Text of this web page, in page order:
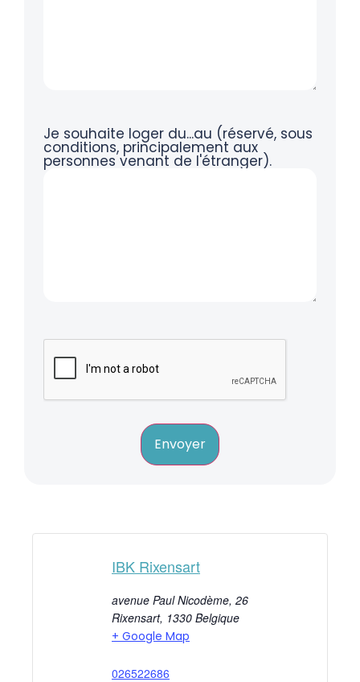
Je souhaite loger du...au (réservé, sous
conditions, principalement aux
personnes venant de l'étranger).
Envoyer
IBK Rixensart
avenue Paul Nicodème, 26
Rixensart, 1330 Belgique
+ Google Map
026522686